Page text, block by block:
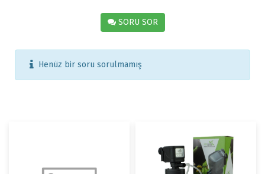
SORU SOR
Henüz bir soru sorulmamış